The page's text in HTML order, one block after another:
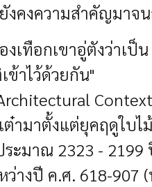
คงความสำคัญมาจ
ทือกเขาอู่ตังว่าเป็
าไว้ด้วยกัน"
มาตั้งแต่ยุคฤดูใบ
มาณ 2323 -
างปี ค.ศ. 618-907